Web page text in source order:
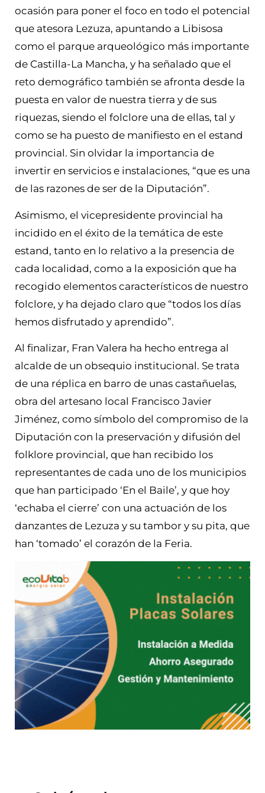
ocasión para poner el foco en todo el potencial
que atesora Lezuza, apuntando a Libisosa
como el parque arqueológico más importante
de Castilla-La Mancha, y ha señalado que el
reto demográfico también se afronta desde la
puesta en valor de nuestra tierra y de sus
riquezas, siendo el folclore una de ellas, tal y
como se ha puesto de manifiesto en el estand
provincial. Sin olvidar la importancia de
invertir en servicios e instalaciones, “que es una
de las razones de ser de la Diputación”.
Asimismo, el vicepresidente provincial ha
incidido en el éxito de la temática de este
estand, tanto en lo relativo a la presencia de
cada localidad, como a la exposición que ha
recogido elementos característicos de nuestro
folclore, y ha dejado claro que “todos los días
hemos disfrutado y aprendido”.
Al finalizar, Fran Valera ha hecho entrega al
alcalde de un obsequio institucional. Se trata
de una réplica en barro de unas castañuelas,
obra del artesano local Francisco Javier
Jiménez, como símbolo del compromiso de la
Diputación con la preservación y difusión del
folklore provincial, que han recibido los
representantes de cada uno de los municipios
que han participado ‘En el Baile’, y que hoy
‘echaba el cierre’ con una actuación de los
danzantes de Lezuza y su tambor y su pita, que
han ‘tomado’ el corazón de la Feria.